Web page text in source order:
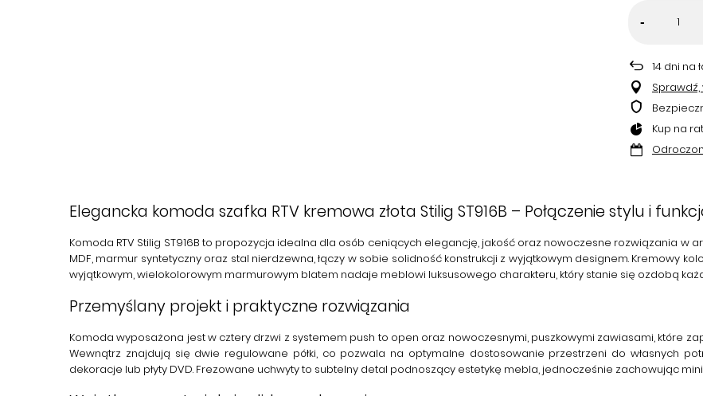
-
14 dni na
Kup na
Elegancka komoda szafka RTV kremowa złota Stilig ST916B – Połączenie stylu i
Komoda RTV Stilig ST916B to propozycja idealna dla osób ceniących elegancję, jakość oraz nowoczesne rozwiązania w
MDF, marmur syntetyczny oraz stal nierdzewna, łączy w sobie solidność konstrukcji z wyjątkowym designem. Kremowy
wyjątkowym,wielokolorowym marmurowym blatem nadaje meblowi luksusowego charakteru, który stanie się ozdobą
Przemyślany projekt i praktyczne rozwiązania
Komoda wyposażona jest w cztery drzwi z systemem push to open oraz nowoczesnymi, puszkowymi zawiasami, które
Wewnątrz znajdują się dwie regulowane półki, co pozwala na optymalne dostosowanie przestrzeni do własnych
dekoracje lub płyty DVD. Frezowane uchwytyto subtelny detal podnoszący estetykę mebla, jednocześnie zachowując